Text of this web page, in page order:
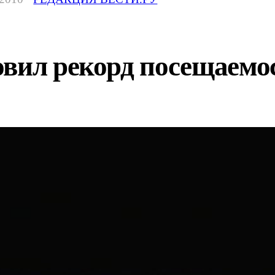
рекорд